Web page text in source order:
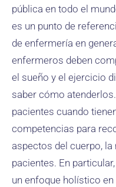
pública en todo el
es un punto de
de enfermería en
enfermeros deben
el sueño y el ejercicio
saber cómo
pacientes cuando
competencias para
aspectos del cuerpo,
pacientes. En
un enfoque holístico